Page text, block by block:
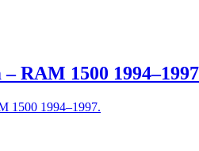
RAM 1500 1994–1997
1500 1994–1997.